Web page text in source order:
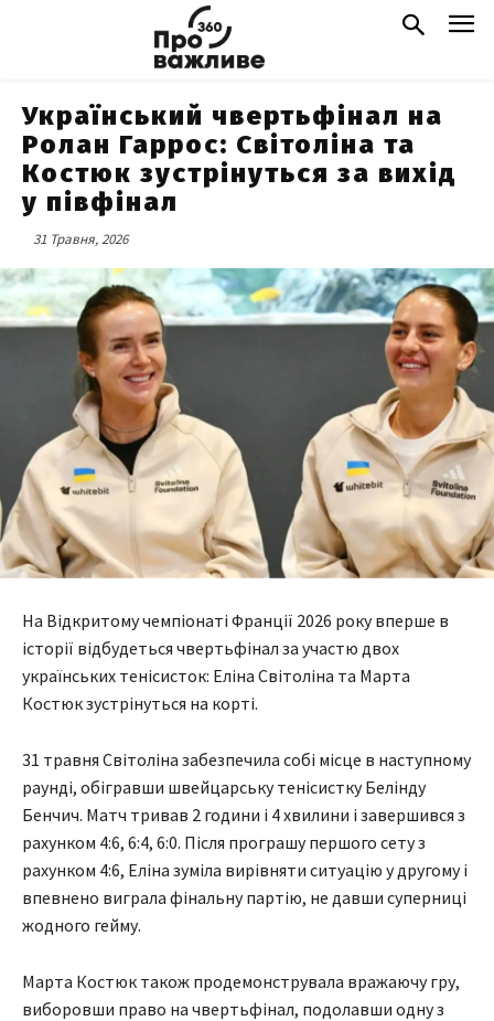
Український чвертьфінал на
Ролан Гаррос: Світоліна та
Костюк зустрінуться за вихід
у півфінал
31 Травня, 2026
На Відкритому чемпіонаті Франції 2026 року вперше в
історії відбудеться чвертьфінал за участю двох
українських тенісисток: Еліна Світоліна та Марта
Костюк зустрінуться на корті.
31 травня Світоліна забезпечила собі місце в наступному
раунді, обігравши швейцарську тенісистку Белінду
Бенчич. Матч тривав 2 години і 4 хвилини і завершився з
рахунком 4:6, 6:4, 6:0. Після програшу першого сету з
рахунком 4:6, Еліна зуміла вирівняти ситуацію у другому і
впевнено виграла фінальну партію, не давши суперниці
жодного гейму.
Марта Костюк також продемонструвала вражаючу гру,
виборовши право на чвертьфінал, подолавши одну з